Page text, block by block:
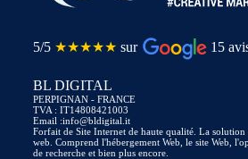
5/5 ★★★★★ sur 15
BL DIGITAL
PERPIGNAN - FRANCE
TVA : IT14808421003
Email :info@bldigital.it
Forfait de Site Internet de haute qualité. La
web. Comprend l'hébergement Web, le site Web,
de recherche et bien plus encore.